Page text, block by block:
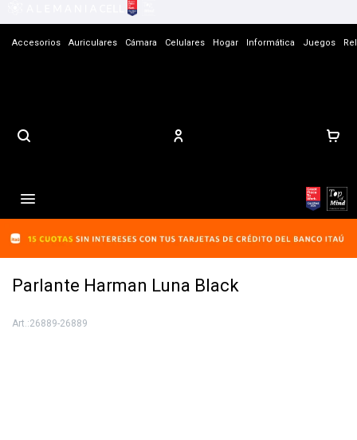
Accesorios Auriculares Cámara Celulares Hogar Informática Juegos

Parlante Harman Luna Black
26889-26889